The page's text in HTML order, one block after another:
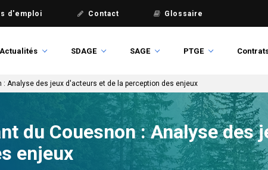
d'emploi Contact Glossaire
Actualités SDAGE SAGE PTGE
: Analyse des jeux d'acteurs et de la perception des enjeux
du Couesnon : Analyse des
enjeux